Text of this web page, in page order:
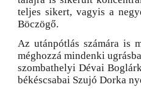
teljes sikert, vagyis a
Böczögő.
Az utánpótlás számára is
méghozzá mindenki
szombathelyi Dévai
békéscsabai Szujó Dorka